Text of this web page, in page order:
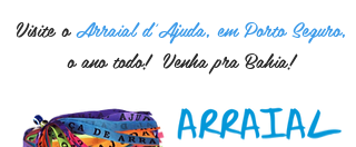
Visite oArraial d'Ajuda, em Porto Seguro,
o ano todo! Venha pra Bahia!